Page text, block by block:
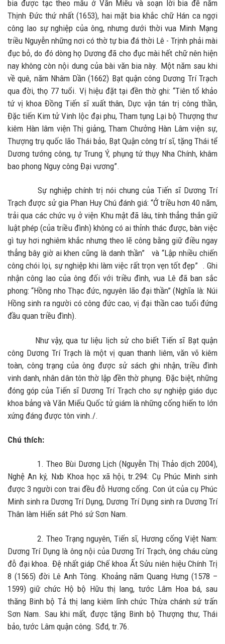
bia được tạc theo mẫu ở Văn Miếu và soạn lời bia đề năm
Thịnh Đức thứ nhất (1653), hai mặt bia khắc chữ Hán ca ngợi
công lao sự nghiệp của ông, nhưng dưới thời vua Minh Mạng
triều Nguyễn những nơi có thờ tự bia đá thời Lê - Trịnh phải mài
đục bỏ, do đó dòng họ Dương đã cho đục mài hết chữ nên hiện
nay không còn nội dung của bài văn bia này. Một năm sau khi
về quê, năm Nhâm Dần (1662) Bạt quận công Dương Trí Trạch
qua đời, thọ 77 tuổi. Vị hiệu đặt tại đền thờ ghi: “Tiên tổ khảo
tứ vị khoa Đồng Tiến sĩ xuất thân, Dực vận tán trị công thần,
Đặc tiến Kim tử Vinh lộc đại phu, Tham tụng Lại bộ Thượng thư
kiêm Hàn lâm viện Thị giảng, Tham Chưởng Hàn Lâm viện sự,
Thượng trụ quốc lão Thái bảo, Bạt Quận công trí sĩ, tặng Thái tể
Dương tướng công, tự Trung Ý, phụng tứ thụy Nha Chính, khâm
bao phong Nguy công Đại vương”.
Sự nghiệp chính trị nói chung của Tiến sĩ Dương Trí
Trạch được sử gia Phan Huy Chú đánh giá: “Ở triều hơn 40 năm,
trải qua các chức vụ ở viện Khu mật đã lâu, tính thẳng thắn giữ
luật phép (của triều đình) không có ai thỉnh thác được, bàn việc
gì tuy hơi nghiêm khắc nhưng theo lẽ công bằng giữ điều ngay
thẳng bây giờ ai khen cũng là danh thần” và “Lập nhiều chiến
công chói lọi, sự nghiệp khi làm việc rất trọn vẹn tốt đẹp” . Ghi
nhận công lao của ông đối với triều đình, vua Lê đã ban sắc
phong: “Hồng nho Thạc đức, nguyên lão đại thần” (Nghĩa là: Núi
Hồng sinh ra người có công đức cao, vị đại thần cao tuổi đứng
đầu quan triều đình).
Như vậy, qua tư liệu lịch sử cho biết Tiến sĩ Bạt quận
công Dương Trí Trạch là một vị quan thanh liêm, văn võ kiêm
toàn, công trạng của ông được sử sách ghi nhận, triều đình
vinh danh, nhân dân tôn thờ lập đền thờ phụng. Đặc biệt, những
đóng góp của Tiến sĩ Dương Trí Trạch cho sự nghiệp giáo dục
khoa bảng và Văn Miếu Quốc tử giám là những cống hiến to lớn
xứng đáng được tôn vinh./.
Chú thích:
1. Theo Bùi Dương Lịch (Nguyễn Thị Thảo dịch 2004),
Nghệ An ký, Nxb Khoa học xã hội, tr.294: Cụ Phúc Minh sinh
được 3 người con trai đều đỗ Hương cống. Con út của cụ Phúc
Minh sinh ra Dương Trí Dụng, Dương Trí Dụng sinh ra Dương Trí
Thân làm Hiến sát Phó sứ Sơn Nam.
2. Theo Trạng nguyên, Tiến sĩ, Hương cống Việt Nam:
Dương Trí Dụng là ông nội của Dương Trí Trạch, ông cháu cùng
đỗ đại khoa. Đệ nhất giáp Chế khoa Ất Sửu niên hiệu Chính Trị
8 (1565) đời Lê Anh Tông. Khoảng năm Quang Hưng (1578 –
1599) giữ chức Hộ bộ Hữu thị lang, tước Lâm Hoa bá, sau
thăng Binh bộ Tả thị lang kiêm lĩnh chức Thừa chánh sứ trấn
Sơn Nam. Sau khi mất, được tặng Binh bộ Thượng thư, Thái
bảo, tước Lâm quận công. Sđd, tr.76.